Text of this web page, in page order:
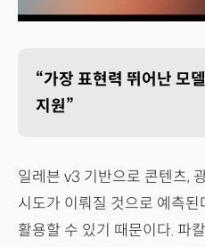
“가장 표현력 뛰어난 모
지원”
일레븐 v3 기반으로 콘텐츠,
시도가 이뤄질 것으로 예측된
활용할 수 있기 때문이다. 파